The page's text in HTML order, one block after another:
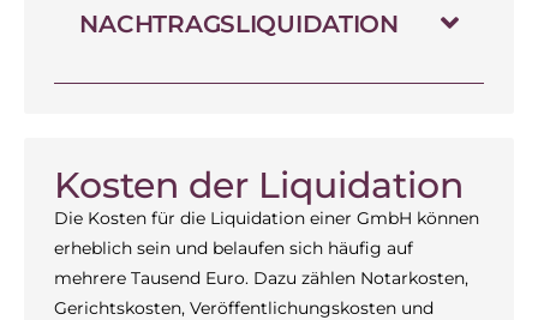
NACHTRAGSLIQUIDATION
Kosten der Liquidation
Die Kosten für die Liquidation einer GmbH können
erheblich sein und belaufen sich häufig auf
mehrere Tausend Euro. Dazu zählen Notarkosten,
Gerichtskosten, Veröffentlichungskosten und